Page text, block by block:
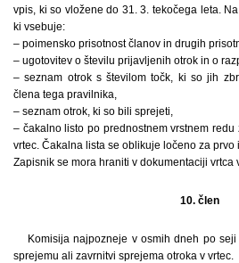
vpis, ki so vložene do 31. 3. tekočega leta.
ki vsebuje:
– poimensko prisotnost članov in drugih
– ugotovitev o številu prijavljenih otrok in o
– seznam otrok s številom točk, ki so jih
člena tega pravilnika,
– seznam otrok, ki so bili sprejeti,
– čakalno listo po prednostnem vrstnem
vrtec. Čakalna lista se oblikuje ločeno za prvo
Zapisnik se mora hraniti v dokumentaciji vrtca
10. člen
Komisija najpozneje v osmih dneh po
sprejemu ali zavrnitvi sprejema otroka v vrtec.